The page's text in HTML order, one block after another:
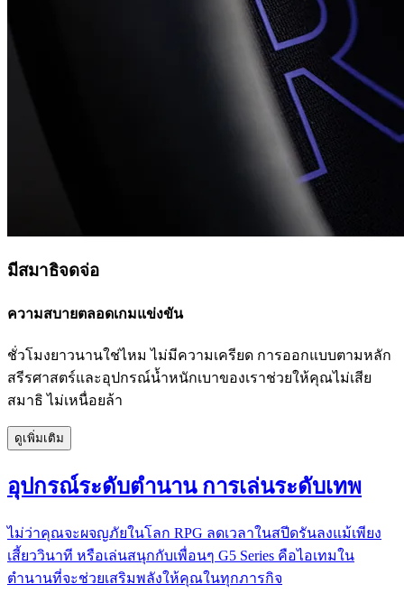
มีสมาธิจดจ่อ
ความสบายตลอดเกมแข่งขัน
ชั่วโมงยาวนานใช่ไหม ไม่มีความเครียด การออกแบบตามหลัก
สรีรศาสตร์และอุปกรณ์น้ำหนักเบาของเราช่วยให้คุณไม่เสีย
สมาธิ ไม่เหนื่อยล้า
ดูเพิ่มเติม
อุปกรณ์ระดับตำนาน การเล่นระดับเทพ
ไม่ว่าคุณจะผจญภัยในโลก RPG ลดเวลาในสปีดรันลงแม้เพียง
เสี้ยววินาที หรือเล่นสนุกกับเพื่อนๆ G5 Series คือไอเทมใน
ตำนานที่จะช่วยเสริมพลังให้คุณในทุกภารกิจ